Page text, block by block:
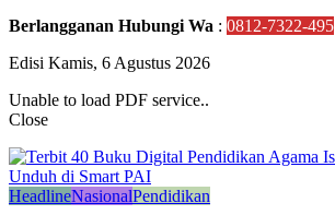
Berlangganan Hubungi Wa : 0812-7322-495
Edisi Kamis, 6 Agustus 2026
Unable to load PDF service..
Close
HeadlineNasionalPendidikan